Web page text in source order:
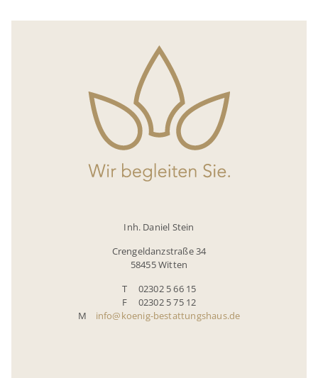
Inh. Daniel Stein
Crengeldanzstraße 34
58455 Witten
T 02302 5 66 15
F 02302 5 75 12
M info@koenig-bestattungshaus.de